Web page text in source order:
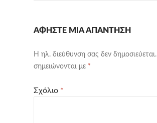
ΑΦΉΣΤΕ ΜΙΑ ΑΠΆΝΤΗΣΗ
Η ηλ. διεύθυνση σας δεν δημοσιεύεται.
σημειώνονται με *
Σχόλιο *